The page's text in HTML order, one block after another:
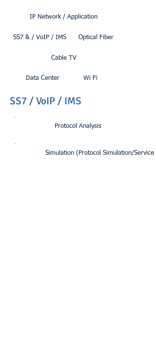
IP Network / Application
SS7 & / VoIP / IMS Optical Fiber
Cable TV
Data Center Wi Fi
SS7 / VoIP / IMS
Protocol Analysis
Simulation (Protocol Simulation/Service